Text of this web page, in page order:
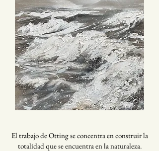
El trabajo de Otting se concentra en construir la
totalidad que se encuentra en la naturaleza.